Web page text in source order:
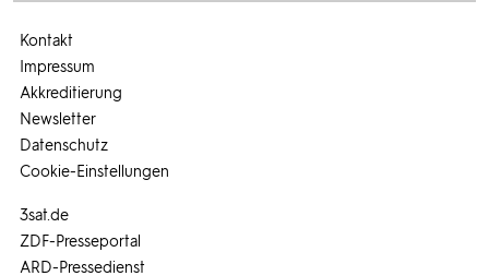
3sat.de
ZDF-Presseportal
ARD-Pressedienst
Kontakt
Impressum
Akkreditierung
Newsletter
Datenschutz
Cookie-Einstellungen